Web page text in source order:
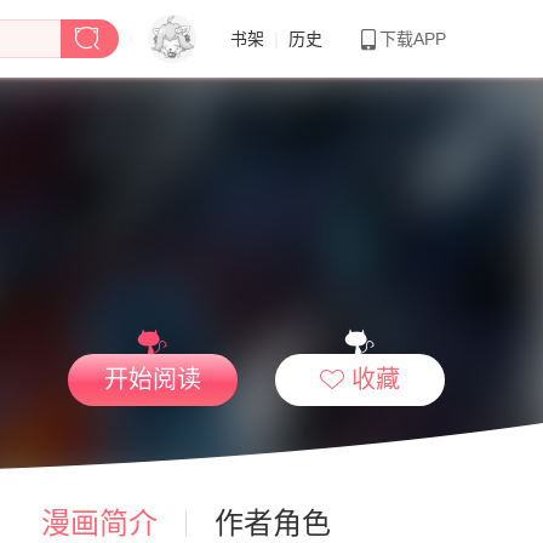
书架 历史 下载APP
开始阅读 收藏
漫画简介 作者角色